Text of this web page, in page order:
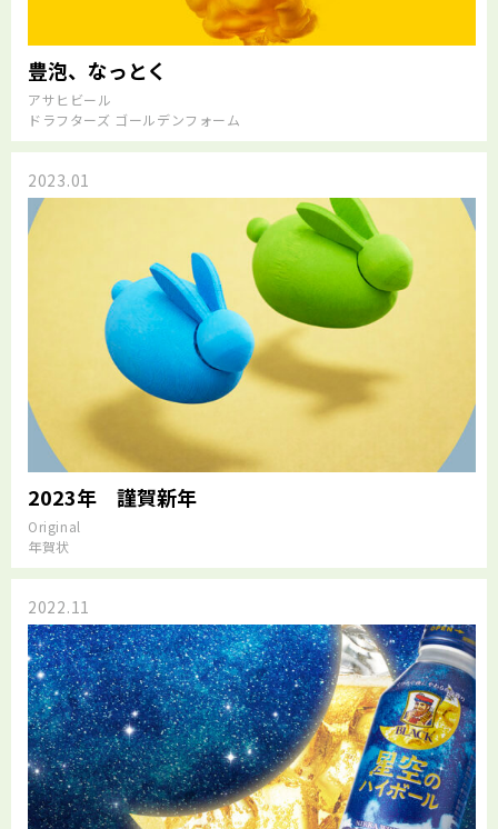
豊泡、なっとく
アサヒビール
ドラフターズ ゴールデンフォーム
2023.01
2023年 謹賀新年
Original
年賀状
2022.11